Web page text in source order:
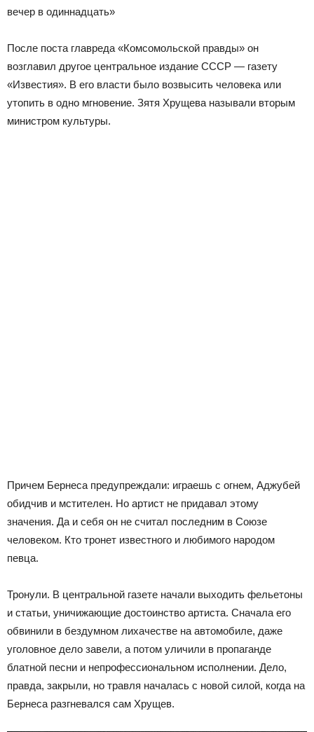
вечер в одиннадцать»
После поста главреда «Комсомольской правды» он
возглавил другое центральное издание СССР — газету
«Известия». В его власти было возвысить человека или
утопить в одно мгновение. Зятя Хрущева называли вторым
министром культуры.
Причем Бернеса предупреждали: играешь с огнем, Аджубей
обидчив и мстителен. Но артист не придавал этому
значения. Да и себя он не считал последним в Союзе
человеком. Кто тронет известного и любимого народом
певца.
Тронули. В центральной газете начали выходить фельетоны
и статьи, уничижающие достоинство артиста. Сначала его
обвинили в бездумном лихачестве на автомобиле, даже
уголовное дело завели, а потом уличили в пропаганде
блатной песни и непрофессиональном исполнении. Дело,
правда, закрыли, но травля началась с новой силой, когда на
Бернеса разгневался сам Хрущев.